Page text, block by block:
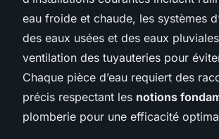
eau froide et chaude, les systèmes
des eaux usées et des eaux
ventilation des tuyauteries pour
Chaque pièce d’eau requiert des
précis respectant les notions
plomberie pour une efficacité